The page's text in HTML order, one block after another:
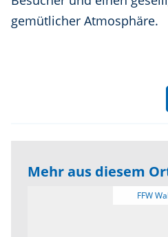
gemütlicher Atmosphäre.
Mehr aus diesem